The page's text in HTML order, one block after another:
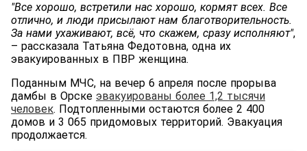
"Все хорошо, встретили нас хорошо, кормят всех. Все
отлично, и люди присылают нам благотворительность.
За нами ухаживают, всё, что скажем, сразу исполняют",
– рассказала Татьяна Федотовна, одна их
эвакуированных в ПВР женщина.
Поданным МЧС, на вечер 6 апреля после прорыва
дамбы в Орске эвакуированы более 1,2 тысячи
человек. Подтопленными остаются более 2 400
домов и 3 065 придомовых территорий. Эвакуация
продолжается.